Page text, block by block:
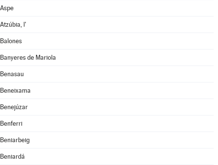
Aspe
Atzúbia, l'
Balones
Banyeres de Mariola
Benasau
Beneixama
Benejúzar
Benferri
Beniarbeig
Beniardá